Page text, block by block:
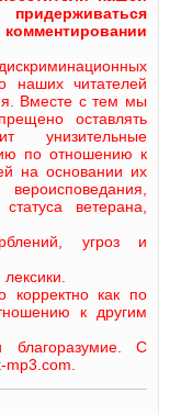
наших читателей
Вместе с тем мы
оставлять
унизительные
по отношению к
на основании их
ветерана,
угроз и
корректно как по
к другим
С